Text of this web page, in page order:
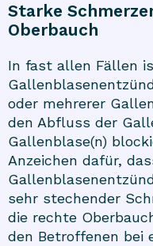
Starke
Oberbauch
In fast allen Fällen
oder mehrerer
den Abfluss der
Gallenblase(n)
Anzeichen dafür,
sehr stechender
die rechte
den Betroffenen bei